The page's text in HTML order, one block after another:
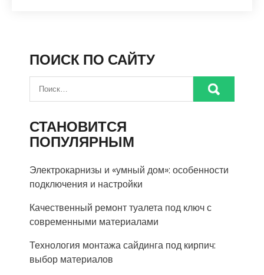
ПОИСК ПО САЙТУ
СТАНОВИТСЯ
ПОПУЛЯРНЫМ
Электрокарнизы и «умный дом»: особенности
подключения и настройки
Качественный ремонт туалета под ключ с
современными материалами
Технология монтажа сайдинга под кирпич:
выбор материалов